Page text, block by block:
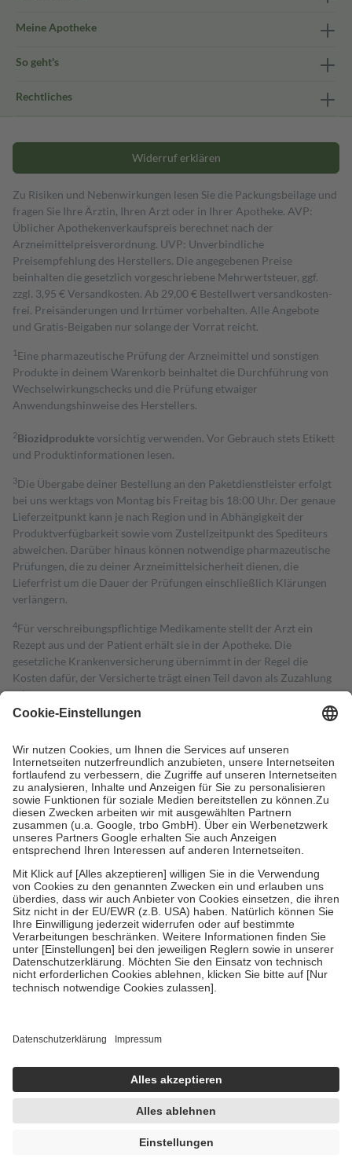
Meine Apotheke
So geht's
Rechtliches
Widerruf erklären
Zu Risiken und Nebenwirkungen lesen Sie die Packungsbeilage und
fragen Sie Ihre Ärztin, Ihren Arzt oder in Ihrer Apotheke. AVP:
Üblicher Apothekenverkaufspreis berechnet nach der
Arzneimittelpreisverordnung. UVP: Unverbindliche
Preisempfehlung des Herstellers. Die angegebenen Preise
beinhalten die gesetzlich vorgeschriebene Mehrwertsteuer, ggf.
zzgl. 3,95 € Versandkosten. Ab 29,00 € Bestell­wert versand­kosten­
frei. Preisänderungen und Irrtümer vorbehalten. Alle Angebote
und Gratis-Beigaben nur solange der Vorrat reicht.
1 Eine pharmazeutische Prüfung der Arzneimittel und sonstigen
Produkte in deinem Warenkorb beinhaltet die Durchführung von
Wechselwirkungschecks und die Prüfung etwaiger
Anwendungshinweise des Herstellers.
2Biozidproduktevorsichtig verwenden. Vor Gebrauch stets Etikett
und Produktinformationen lesen.
3Die Übergabe deiner Bestellung an den Paketdienstleister erfolgt
bei uns werktags von Montag bis Freitag bis 18:00 Uhr. Der genaue
Lieferzeitpunkt kann je nach Region und in Abhängigkeit der
Produktverfügbarkeit sowie vom Zustellzeitpunkt des Spediteurs
abweichen. Darüber hinaus können notwendige pharmazeutische
Prüfungen, die zu deiner Arzneimittelsicherheit dienen, die
Lieferfrist um die Dauer der Prüfungen einschließlich Klärungen
verlängern.
4Für verschreibungspflichtige Medikamente stellt der Arzt ein
Rezept aus und der Patient erhält sie in der Apotheke. Die
gesetzliche Krankenversicherung übernimmt in der Regel die
Kosten dafür, der Versicherte trägt einen Teil davon als Zuzahlung
mit.
Grundsätzlich leisten Mitglieder Zuzahlungen in Höhe von zehn
höchstens zehn Euro.
Es sind jedoch nie mehr als die tatsächlichen
Kosten der Leistung zu entrichten.
Diese Regeln gelten grundsätzlich auch für Online-Apotheken.
Bei Heilmitteln und häuslicher Krankenpflege beträgt die
Zuzahlung zehn Prozent der Kosten sowie zehn Euro je
Verordnung.
Um das Engagement der Versicherten für ihre eigene Gesundheit zu
stärken und die besondere Stellung der Familie zu unterstützen,
fallenkeine Zuzahlungenan bei:
• Kindern und Jugendlichen bis zum vollendeten 18. Lebensjahr
mit Ausnahme der Fahrkosten
• Untersuchungen zur Vorsorge und Früherkennung, die von der
GKV getragen werden
• empfohlenen Schutzimpfungen
• Harn- und Blutteststreifen
getroffen, um sicherzustellen, dass es sich um echte Bewertungen
https://help.etrusted.com/hc/de/articles/4419944605341
Einige Bilder und Inhalte wurden unter Zuhilfenahme künstlicher